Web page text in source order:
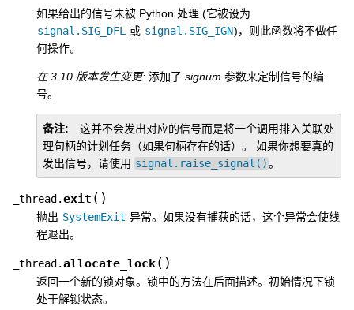
如果给出的信号未被 Python 处理 (它被设为
signal.SIG_DFL
或 signal.SIG_IGN)，则此函数将不做任
何操作。
在 3.10 版本发生变更: 添加了 signum 参数来定制信号的编
号。
备注
这并不会发出对应的信号而是将一个调用排入关联处
理句柄的计划任务（如果句柄存在的话）。 如果你想要真的
发出信号，请使用 signal.raise_signal()。
_thread.exit ( )
抛出 SystemExit 异常。如果没有捕获的话，这个异常会使线
程退出。
_thread.allocate_lock( )
返回一个新的锁对象。锁中的方法在后面描述。初始情况下锁
处于解锁状态。